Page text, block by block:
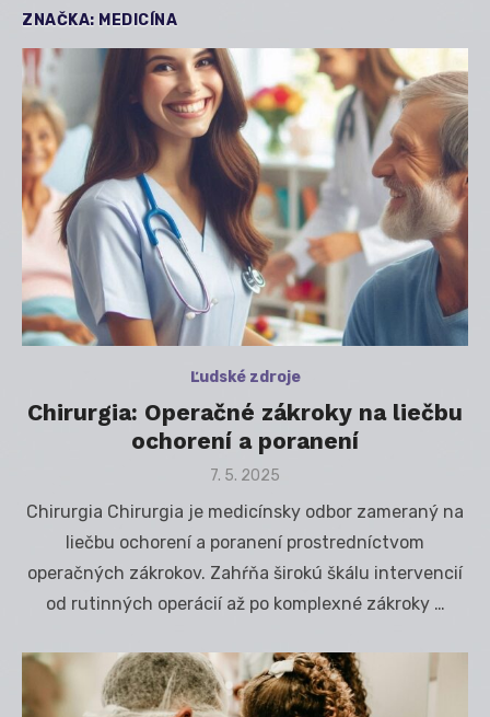
ZNAČKA: MEDICÍNA
Ľudské zdroje
Chirurgia: Operačné zákroky na liečbu
ochorení a poranení
Posted
7. 5. 2025
Chirurgia Chirurgia je medicínsky odbor zameraný na
liečbu ochorení a poranení prostredníctvom
operačných zákrokov. Zahŕňa širokú škálu intervencií
od rutinných operácií až po komplexné zákroky …